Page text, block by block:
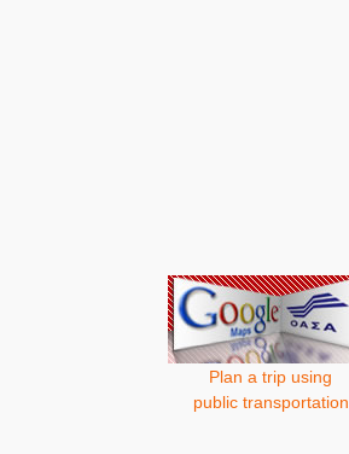
Plan a trip using
public transportation